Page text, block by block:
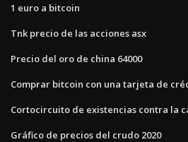
1 euro a bitcoin
Tnk precio de las acciones asx
Precio del oro de china 64000
Comprar bitcoin con una tarjeta de
Cortocircuito de existencias contra la
Gráfico de precios del crudo 2020